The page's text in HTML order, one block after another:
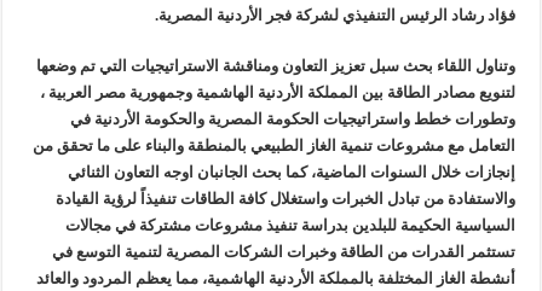
فؤاد رشاد الرئيس التنفيذي لشركة فجر الأردنية المصرية.
وتناول اللقاء بحث سبل تعزيز التعاون ومناقشة الاستراتيجيات التي تم وضعها
لتنويع مصادر الطاقة بين المملكة الأردنية الهاشمية وجمهورية مصر العربية ،
وتطورات خطط واستراتيجيات الحكومة المصرية والحكومة الأردنية في
التعامل مع مشروعات تنمية الغاز الطبيعي بالمنطقة والبناء على ما تحقق من
إنجازات خلال السنوات الماضية، كما بحث الجانبان اوجه التعاون الثنائي
والاستفادة من تبادل الخبرات واستغلال كافة الطاقات تنفيذاً لرؤية القيادة
السياسية الحكيمة للبلدين بدراسة تنفيذ مشروعات مشتركة في مجالات
تستثمر القدرات من الطاقة وخبرات الشركات المصرية لتنمية التوسع في
أنشطة الغاز المختلفة بالمملكة الأردنية الهاشمية، مما يعظم المردود والعائد